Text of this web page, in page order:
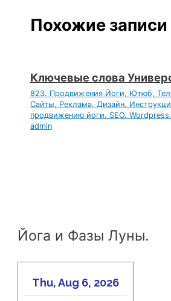
Похожие записи
Ключевые слова
823. Продвижения Йоги, Ютюб,
Сайты, Реклама, Дизайн.
продвижению йоги. SEO.
admin
Йога и Фазы Луны.